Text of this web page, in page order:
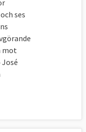
ses
mot